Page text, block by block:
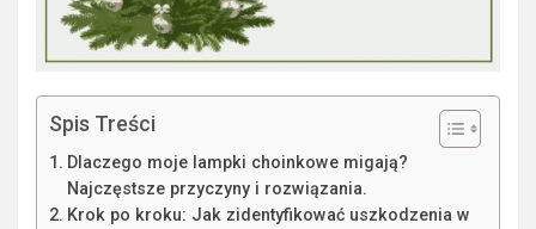
Spis Treści
Dlaczego moje lampki choinkowe migają?
Najczęstsze przyczyny i rozwiązania.
Krok po kroku: Jak zidentyfikować uszkodzenia w